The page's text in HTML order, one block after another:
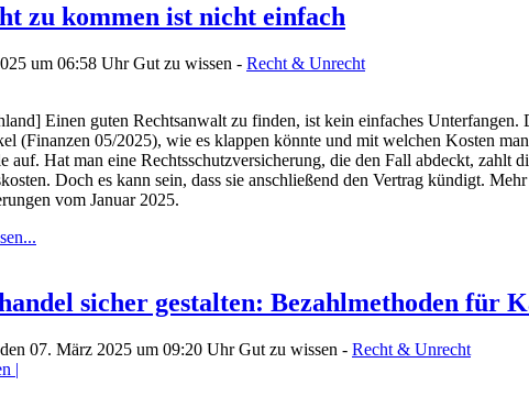
zu kommen ist nicht einfach
um 06:58 UhrGut zu wissen - Recht & Unrecht
Einen guten Rechtsanwalt zu finden, ist kein einfaches
(Finanzen 05/2025), wie es klappen könnte und mit welchen Kosten
auf. Hat man eine Rechtsschutzversicherung, die den Fall abdeckt, zahlt
Doch es kann sein, dass sie anschließend den Vertrag kündigt.
vom Januar 2025.
sicher gestalten: Bezahlmethoden für
07. März 2025 um 09:20 UhrGut zu wissen - Recht & Unrecht
|